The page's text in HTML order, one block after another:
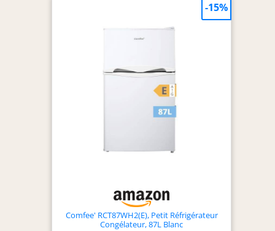
constamment à -16~-24℃. Étagères amovibles et
tiroir à légumes : Équipé d'étagères amovibles,
réglables pour répondre à vos besoins de
rangement. Le tiroir à légumes permet de
vos provisions même dans l'obscurité lorsque
vous ouvrez la porte du mini réfrigérateur, vous
évitant ainsi d'allumer et d'éteindre les lumières la
mini-réfrigérateur stable sur les sols irréguliers.
Les joints de porte sont amovibles pour un
propre réfrigérateur. Contient : 1 réfrigérateur
Comfee' RCT87WH2(E), Petit Réfrigérateur
Congélateur, 87L Blanc
-15%